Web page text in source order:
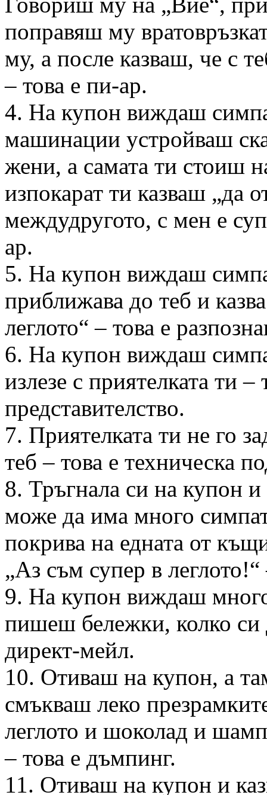
поправяш му
му, а после казваш, че с
– това е пи-ар.
4. На купон виждаш
машинации устройваш
жени, а самата ти стоиш
изпокарат ти казваш „да
междудругото, с мен е
ар.
5. На купон виждаш
приближава до теб и
леглото“ – това е
6. На купон виждаш
излезе с приятелката ти –
представителство.
7. Приятелката ти не го
теб – това е техническа
8. Тръгнала си на купон
може да има много
покрива на едната от
„Аз съм супер в
9. На купон виждаш
пишеш бележки, колко си
директ-мейл.
10. Отиваш на купон, а
смъкваш леко
леглото и шоколад и
– това е дъмпинг.
11. Отиваш на купон и